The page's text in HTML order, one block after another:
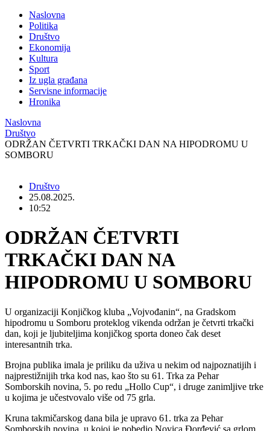
Naslovna
Politika
Društvo
Ekonomija
Kultura
Sport
Iz ugla građana
Servisne informacije
Hronika
Naslovna
Društvo
ODRŽAN ČETVRTI TRKAČKI DAN NA HIPODROMU U
SOMBORU
Društvo
25.08.2025.
10:52
ODRŽAN ČETVRTI
TRKAČKI DAN NA
HIPODROMU U SOMBORU
U organizaciji Konjičkog kluba „Vojvođanin“, na Gradskom
hipodromu u Somboru proteklog vikenda održan je četvrti trkački
dan, koji je ljubiteljima konjičkog sporta doneo čak deset
interesantnih trka.
Brojna publika imala je priliku da uživa u nekim od najpoznatijih i
najprestižnijih trka kod nas, kao što su 61. Trka za Pehar
Somborskih novina, 5. po redu „Hollo Cup“, i druge zanimljive trke
u kojima je učestvovalo više od 75 grla.
Kruna takmičarskog dana bila je upravo 61. trka za Pehar
Somborskih novina, u kojoj je pobedio Novica Đorđević sa grlom